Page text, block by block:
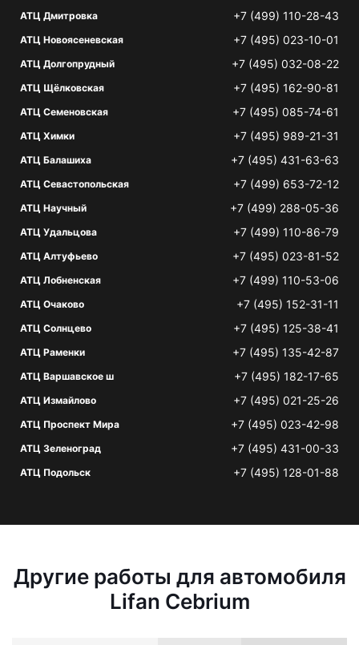
АТЦ Дмитровка +7 (499) 110-28-43
АТЦ Новоясеневская +7 (495) 023-10-01
АТЦ Долгопрудный +7 (495) 032-08-22
АТЦ Щёлковская +7 (495) 162-90-81
АТЦ Семеновская +7 (495) 085-74-61
АТЦ Химки +7 (495) 989-21-31
АТЦ Балашиха +7 (495) 431-63-63
АТЦ Севастопольская +7 (499) 653-72-12
АТЦ Научный +7 (499) 288-05-36
АТЦ Удальцова +7 (499) 110-86-79
АТЦ Алтуфьево +7 (495) 023-81-52
АТЦ Лобненская +7 (499) 110-53-06
АТЦ Очаково +7 (495) 152-31-11
АТЦ Солнцево +7 (495) 125-38-41
АТЦ Раменки +7 (495) 135-42-87
АТЦ Варшавское ш +7 (495) 182-17-65
АТЦ Измайлово +7 (495) 021-25-26
АТЦ Проспект Мира +7 (495) 023-42-98
АТЦ Зеленоград +7 (495) 431-00-33
АТЦ Подольск +7 (495) 128-01-88
Другие работы для автомобиля
Lifan Cebrium